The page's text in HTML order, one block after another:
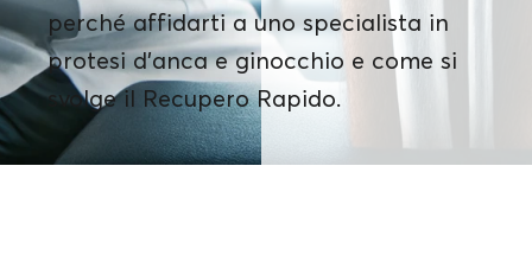
perché affidarti a uno specialista in
protesi d’anca e ginocchio e come si
svolge il Recupero Rapido.